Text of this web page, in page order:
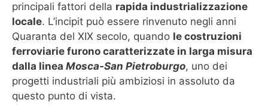
principali fattori della rapida industrializzazione
locale. L’incipit può essere rinvenuto negli anni
Quaranta del XIX secolo, quando le costruzioni
ferroviarie furono caratterizzate in larga misura
dalla linea Mosca-San Pietroburgo, uno dei
progetti industriali più ambiziosi in assoluto da
questo punto di vista.